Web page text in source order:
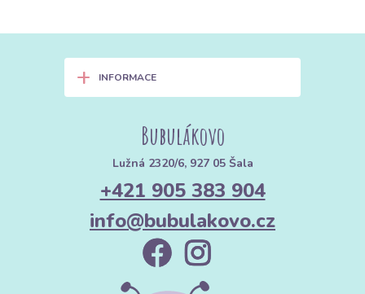
+ INFORMACE
Bubulákovo
Lužná 2320/6, 927 05 Šala
+421 905 383 904
info@bubulakovo.cz